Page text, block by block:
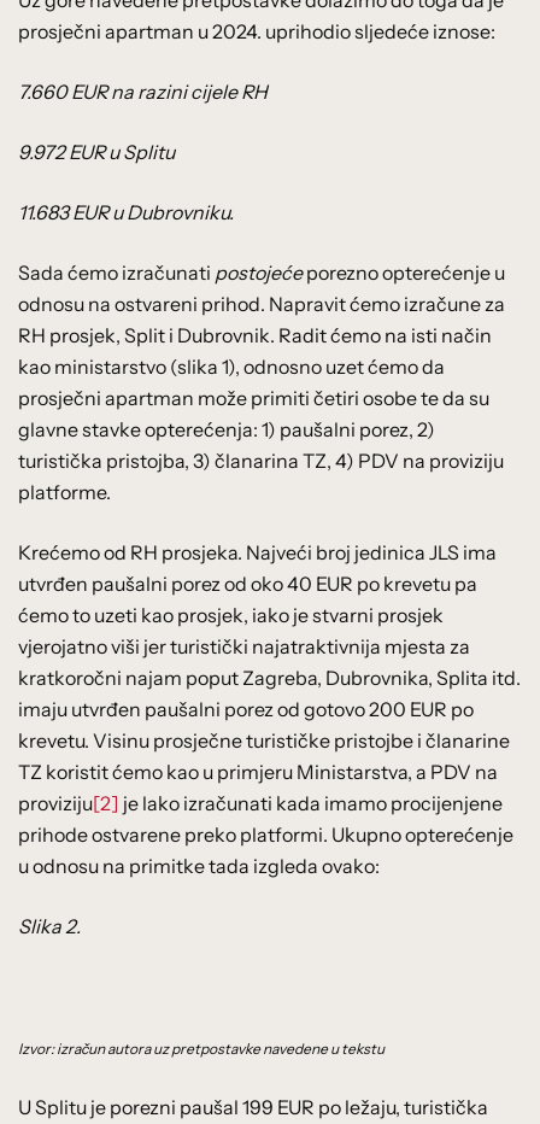
prosječni apartman u 2024. uprihodio sljedeće iznose:
7.660 EUR na razini cijele RH
9.972 EUR u Splitu
11.683 EUR u Dubrovniku.
Sada ćemo izračunati postojećeporezno opterećenje u
odnosu na ostvareni prihod. Napravit ćemo izračune za
RH prosjek, Split i Dubrovnik. Radit ćemo na isti način
kao ministarstvo (slika 1), odnosno uzet ćemo da
prosječni apartman može primiti četiri osobe te da su
glavne stavke opterećenja: 1) paušalni porez, 2)
turistička pristojba, 3) članarina TZ, 4) PDV na proviziju
platforme.
Krećemo od RH prosjeka. Najveći broj jedinica JLS ima
utvrđen paušalni porez od oko 40 EUR po krevetu pa
ćemo to uzeti kao prosjek, iako je stvarni prosjek
vjerojatno viši jer turistički najatraktivnija mjesta za
kratkoročni najam poput Zagreba, Dubrovnika, Splita itd.
imaju utvrđen paušalni porez od gotovo 200 EUR po
krevetu. Visinu prosječne turističke pristojbe i članarine
TZ koristit ćemo kao u primjeru Ministarstva, a PDV na
proviziju[2] je lako izračunati kada imamo procijenjene
prihode ostvarene preko platformi. Ukupno opterećenje
u odnosu na primitke tada izgleda ovako:
Slika 2.
Izvor: izračun autora uz pretpostavke navedene u tekstu
U Splitu je porezni paušal 199 EUR po ležaju, turistička